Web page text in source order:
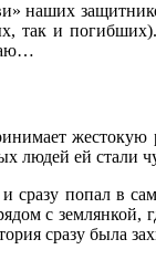
наших
так и
жестокую
людей ей стали
попал в
с
сразу была